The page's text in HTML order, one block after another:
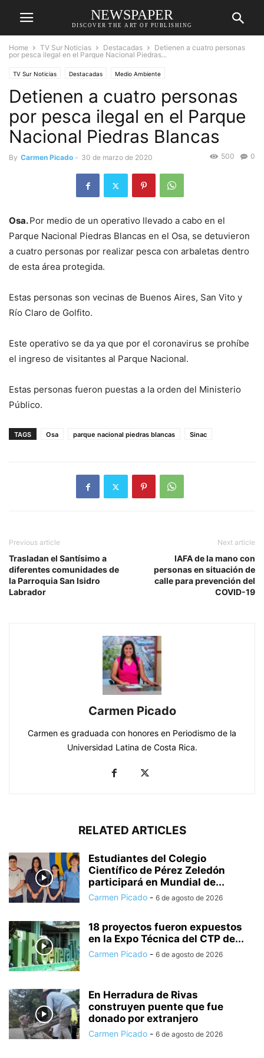
NEWSPAPER
DISCOVER THE ART OF PUBLISHING
Home TV Sur Noticias Destacadas
Detienen a cuatro personas
por pesca ilegal en el Parque Nacional Piedras...
TV Sur Noticias Destacadas Medio Ambiente
Detienen a cuatro personas
por pesca ilegal en el Parque
Nacional Piedras Blancas
By Carmen Picado - 30 de marzo de 2020 0
500
Osa.Por medio de un operativo llevado a cabo en el
Parque Nacional Piedras Blancas en el Osa, se detuvieron
a cuatro personas por realizar pesca con arbaletas dentro
de esta área protegida.
Estas personas son vecinas de Buenos Aires, San Vito y
Río Claro de Golfito.
Este operativo se da ya que por el coronavirus se prohíbe
el ingreso de visitantes al Parque Nacional.
Estas personas fueron puestas a la orden del Ministerio
Público.
TAGS Osa parque nacional piedras blancas Sinac
Previous article
Trasladan el Santísimo a
diferentes comunidades de
la Parroquia San Isidro
Labrador
Next article
IAFA de la mano con
personas en situación de
calle para prevención del
COVID-19
Carmen Picado
Carmen es graduada con honores en Periodismo de la
Universidad Latina de Costa Rica.
RELATED ARTICLES
Estudiantes del Colegio
Científico de Pérez Zeledón
participará en Mundial de...
Carmen Picado - 6 de agosto de 2026
18 proyectos fueron expuestos
en la Expo Técnica del CTP de...
Carmen Picado - 6 de agosto de 2026
En Herradura de Rivas
construyen puente que fue
donado por extranjero
Carmen Picado - 6 de agosto de 2026